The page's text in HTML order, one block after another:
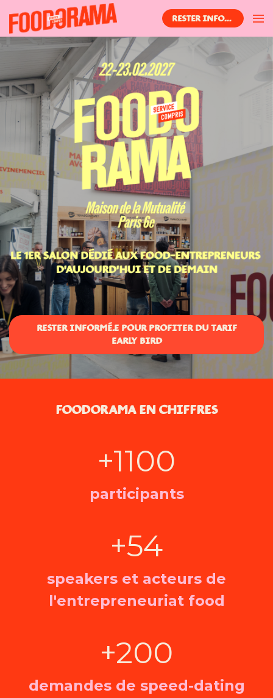
RESTER INFORMÉ(E)
RESTER INFORMÉ.E POUR PROFITER DU TARIF
EARLY BIRD
FOODORAMA EN CHIFFRES
+1100
participants
+54
speakers et acteurs de
l'entrepreneuriat food
+200
demandes de speed-dating